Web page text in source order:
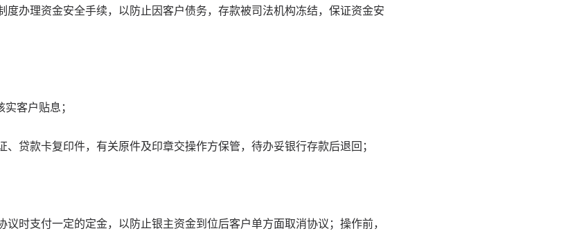
度办理资金安全手续，以防止因客户债务，存款被司法机构冻结，保证资金安
客户贴息；
贷款卡复印件，有关原件及印章交操作方保管，待办妥银行存款后退回；
时支付一定的定金，以防止银主资金到位后客户单方面取消协议；操作前，